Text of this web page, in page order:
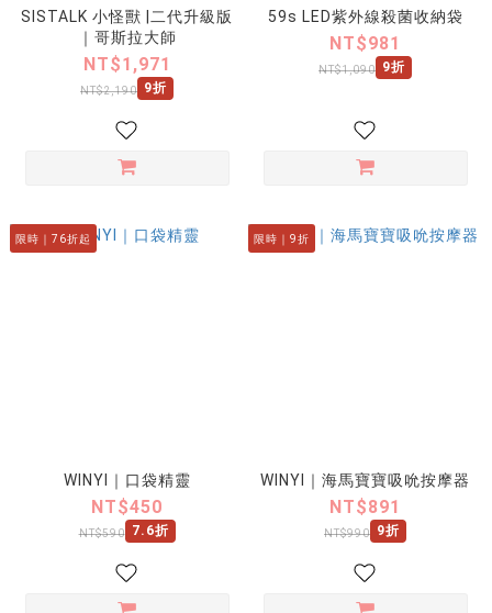
SISTALK 小怪獸 |二代升級版
｜哥斯拉大師
NT$1,971
NT$2,190 9折
59s LED紫外線殺菌收納袋
NT$981
NT$1,090 9折
限時｜76折起
WINYI｜口袋精靈
NT$450
NT$590 7.6折
限時｜9折
WINYI｜海馬寶寶吸吮按摩器
NT$891
NT$990 9折